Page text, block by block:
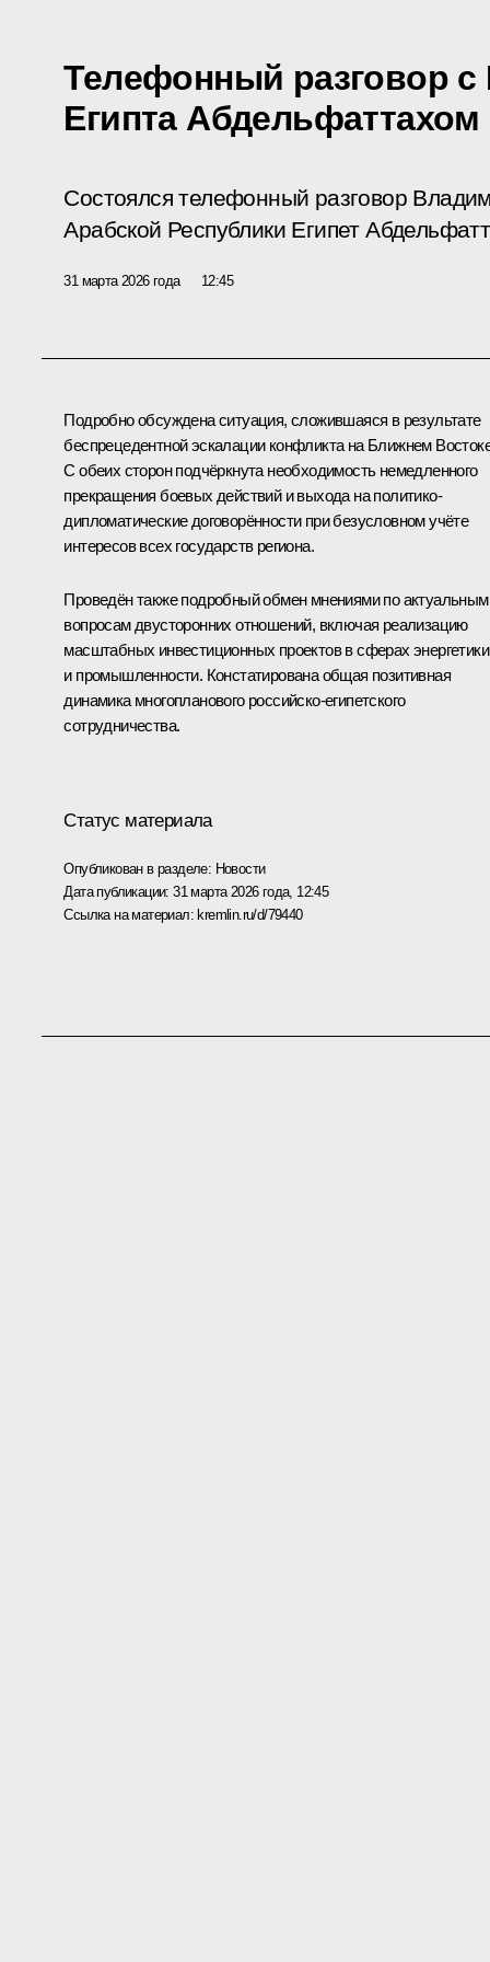
Телефонный разговор с
Египта
Состоялся телефонный разговор
Арабской Республики Египет
31 марта 2026 года 12:45
Подробно обсуждена ситуация, сложившаяся в результате
беспрецедентной эскалации конфликта на Ближнем
С обеих сторон подчёркнута необходимость немедленного
прекращения боевых действий и выхода на политико-
дипломатические договорённости при безусловном учёте
интересов всех государств региона.
Проведён также подробный обмен мнениями по актуальным
вопросам двусторонних отношений, включая реализацию
масштабных инвестиционных проектов в сферах энергетики
и промышленности. Констатирована общая позитивная
динамика многопланового российско-египетского
сотрудничества.
Статус материала
Опубликован в разделе: Новости
Дата публикации:31 марта 2026 года, 12:45
Ссылка на материал: kremlin.ru/d/79440